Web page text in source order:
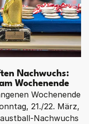
Nachwuchs:
Wochenende
Wochenende
21./22. März,
Nachwuchs